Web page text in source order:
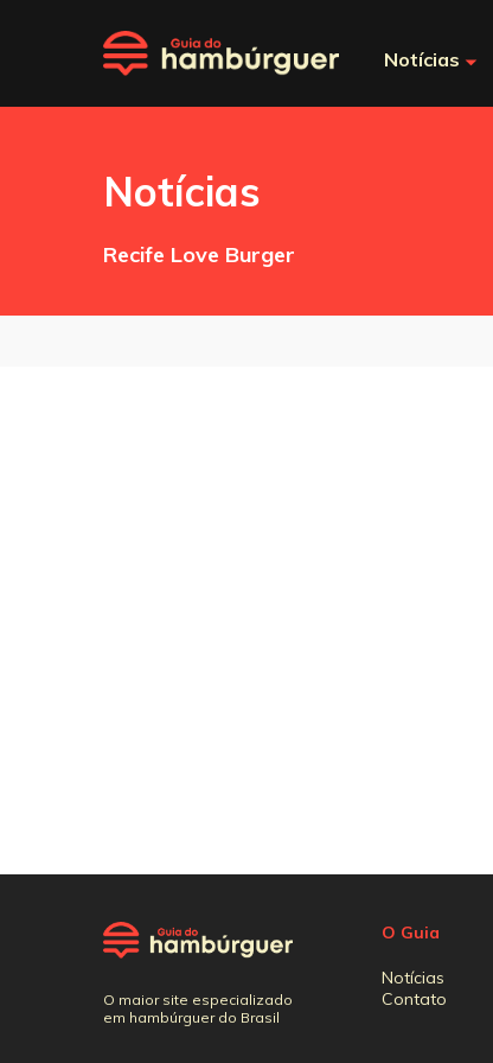
Notícias
Notícias
Recife Love Burger
O maior site especializado
em hambúrguer do Brasil
O Guia
Notícias
Contato